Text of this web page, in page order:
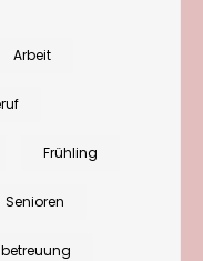
Arbeit
Frühling
Senioren